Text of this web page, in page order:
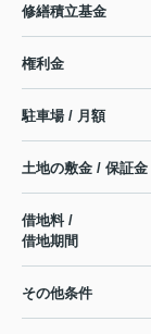
修繕積立基金
権利金
駐車場 / 月額
土地の敷金 / 保証金
借地料 /
借地期間
その他条件